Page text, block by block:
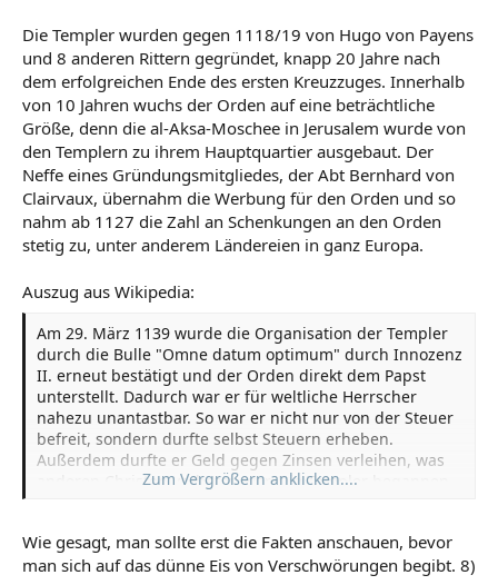
Die Templer wurden gegen 1118/19 von Hugo von Payens
und 8 anderen Rittern gegründet, knapp 20 Jahre nach
dem erfolgreichen Ende des ersten Kreuzzuges. Innerhalb
von 10 Jahren wuchs der Orden auf eine beträchtliche
Größe, denn die al-Aksa-Moschee in Jerusalem wurde von
den Templern zu ihrem Hauptquartier ausgebaut. Der
Neffe eines Gründungsmitgliedes, der Abt Bernhard von
Clairvaux, übernahm die Werbung für den Orden und so
nahm ab 1127 die Zahl an Schenkungen an den Orden
stetig zu, unter anderem Ländereien in ganz Europa.
Auszug aus Wikipedia:
Am 29. März 1139 wurde die Organisation der Templer
durch die Bulle "Omne datum optimum" durch Innozenz
II. erneut bestätigt und der Orden direkt dem Papst
unterstellt. Dadurch war er für weltliche Herrscher
nahezu unantastbar. So war er nicht nur von der Steuer
befreit, sondern durfte selbst Steuern erheben.
Außerdem durfte er Geld gegen Zinsen verleihen, was
anderen Christen verboten war. Die Templer begannen
Verhängnisses wurde.
Zum Vergrößern anklicken....
Wie gesagt, man sollte erst die Fakten anschauen, bevor
man sich auf das dünne Eis von Verschwörungen begibt. 8)